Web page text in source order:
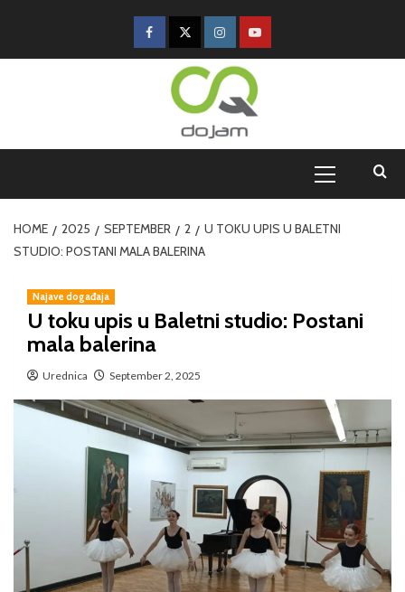
HOME 2025 SEPTEMBER 2
U TOKU UPIS U BALETNI
STUDIO: POSTANI MALA BALERINA
Najave događaja
U toku upis u Baletni studio: Postani
mala balerina
Urednica September 2, 2025